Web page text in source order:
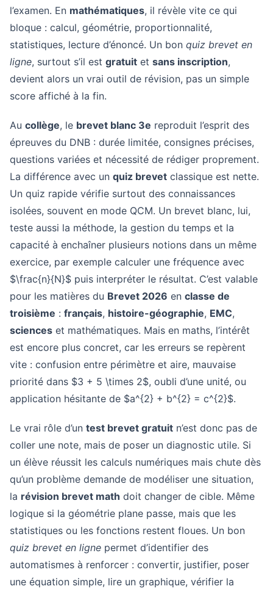
l’examen. En mathématiques, il révèle vite ce qui
bloque : calcul, géométrie, proportionnalité,
statistiques, lecture d’énoncé. Un bon quiz brevet en
ligne, surtout s’il est gratuit et sans inscription,
devient alors un vrai outil de révision, pas un simple
score affiché à la fin.
Au collège, le brevet blanc 3e reproduit l’esprit des
épreuves du DNB : durée limitée, consignes précises,
questions variées et nécessité de rédiger proprement.
La différence avec un quiz brevet classique est nette.
Un quiz rapide vérifie surtout des connaissances
isolées, souvent en mode QCM. Un brevet blanc, lui,
teste aussi la méthode, la gestion du temps et la
capacité à enchaîner plusieurs notions dans un même
exercice, par exemple calculer une fréquence avec
$\frac{n}{N}$ puis interpréter le résultat. C’est valable
pour les matières du Brevet 2026 en classe de
troisième : français, histoire-géographie, EMC,
sciences et mathématiques. Mais en maths, l’intérêt
est encore plus concret, car les erreurs se repèrent
vite : confusion entre périmètre et aire, mauvaise
priorité dans $3 + 5 \times 2$, oubli d’une unité, ou
application hésitante de $a^{2} + b^{2} = c^{2}$.
Le vrai rôle d’un test brevet gratuit n’est donc pas de
coller une note, mais de poser un diagnostic utile. Si
un élève réussit les calculs numériques mais chute dès
qu’un problème demande de modéliser une situation,
la révision brevet math doit changer de cible. Même
logique si la géométrie plane passe, mais que les
statistiques ou les fonctions restent floues. Un bon
quiz brevet en ligne permet d’identifier des
automatismes à renforcer : convertir, justifier, poser
une équation simple, lire un graphique, vérifier la